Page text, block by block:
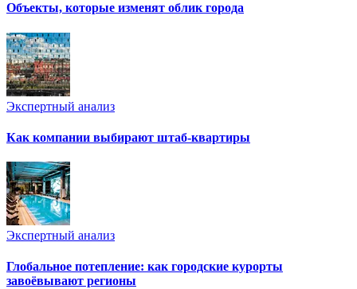
Объекты, которые изменят облик города
Экспертный анализ
Как компании выбирают штаб-квартиры
Экспертный анализ
Глобальное потепление: как городские курорты
завоёвывают регионы